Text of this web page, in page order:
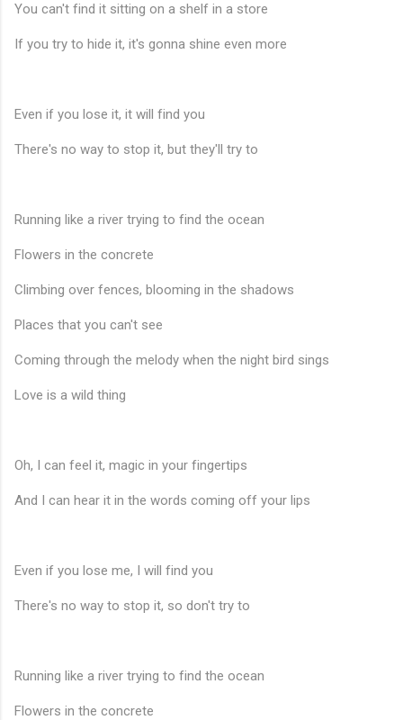
You can't find it sitting on a shelf in a store
If you try to hide it, it's gonna shine even more
Even if you lose it, it will find you
There's no way to stop it, but they'll try to
Running like a river trying to find the ocean
Flowers in the concrete
Climbing over fences, blooming in the shadows
Places that you can't see
Coming through the melody when the night bird sings
Love is a wild thing
Oh, I can feel it, magic in your fingertips
And I can hear it in the words coming off your lips
Even if you lose me, I will find you
There's no way to stop it, so don't try to
Running like a river trying to find the ocean
Flowers in the concrete